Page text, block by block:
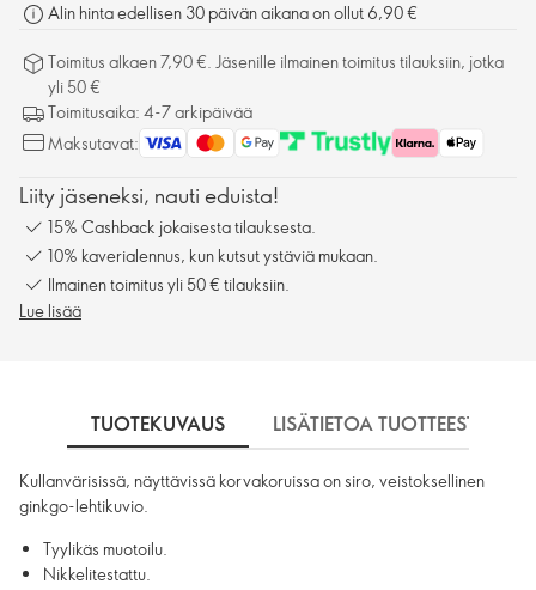
Alin hinta edellisen 30 päivän aikana on ollut 6,90 €
Toimitus alkaen 7,90 €. Jäsenille ilmainen toimitus tilauksiin, jotka
yli 50 €
Toimitusaika: 4-7 arkipäivää
Maksutavat:
Liity jäseneksi, nauti eduista!
15% Cashback jokaisesta tilauksesta.
10% kaverialennus, kun kutsut ystäviä mukaan.
Ilmainen toimitus yli 50 € tilauksiin.
Lue lisää
TUOTEKUVAUS LISÄTIETOA TUOTTEESTA
Kullanvärisissä, näyttävissä korvakoruissa on siro, veistoksellinen
ginkgo-lehtikuvio.
Tyylikäs muotoilu.
Nikkelitestattu.